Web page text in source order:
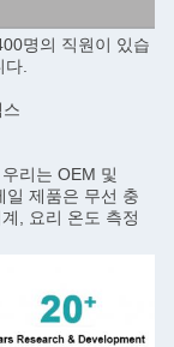
명의 직원이 있습
.
리는 OEM 및
일 제품은 무선 충
, 요리 온도 측정